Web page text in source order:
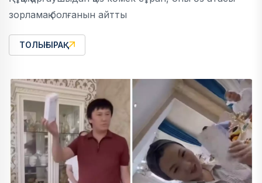
зорламақ болғанын айтты
ТОЛЫҒЫРАҚ